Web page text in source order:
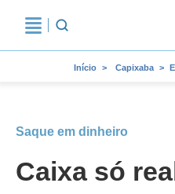
Início Capixaba
Saque em dinheiro
Caixa só